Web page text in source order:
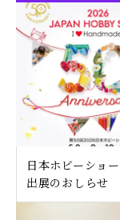
日本ホビーショ
出展のおしらせ